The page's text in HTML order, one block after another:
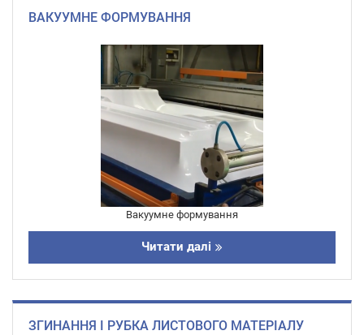
ВАКУУМНЕ ФОРМУВАННЯ
Вакуумне формування
Читати далі
ЗГИНАННЯ І РУБКА ЛИСТОВОГО МАТЕРІАЛУ